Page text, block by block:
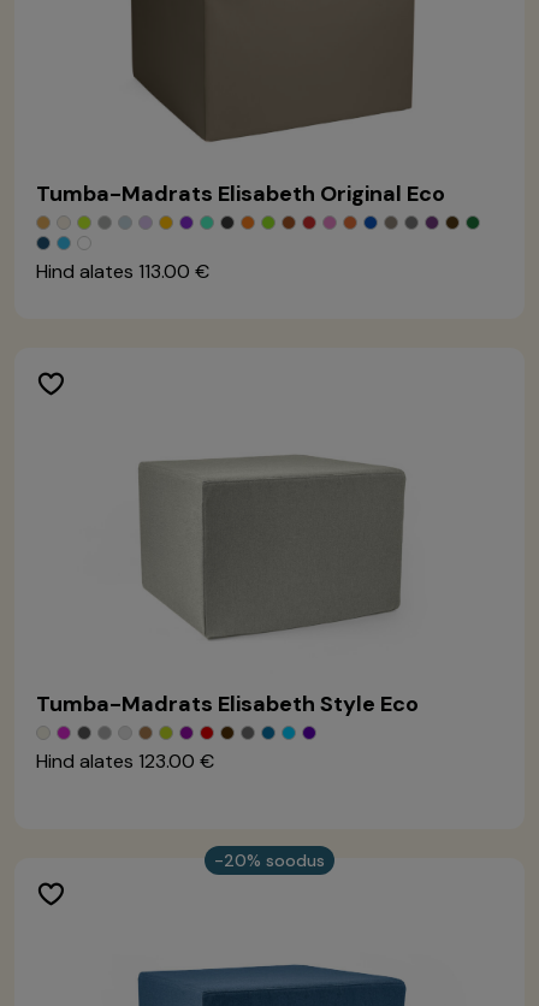
Tumba-Madrats Elisabeth Original Eco
Hind alates 113.00 €
Tumba-Madrats Elisabeth Style Eco
Hind alates 123.00 €
-20% soodus